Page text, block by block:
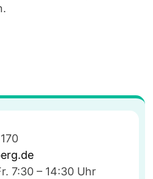
7:30 – 14:30 Uhr